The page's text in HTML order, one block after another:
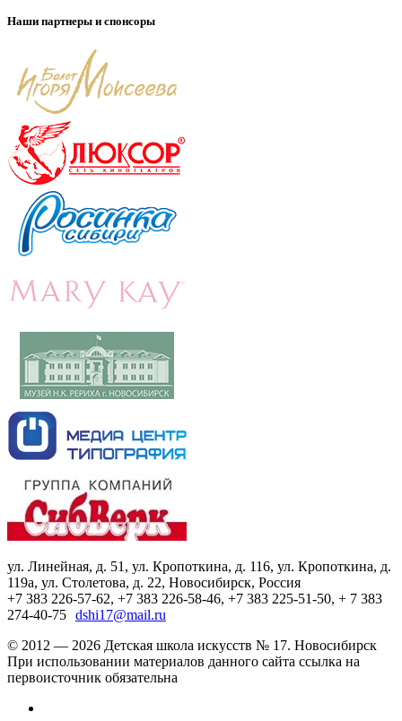
Наши партнеры и спонсоры
ул. Линейная, д. 51, ул. Кропоткина, д. 116, ул. Кропоткина, д.
119а, ул. Столетова, д. 22, Новосибирск, Россия
+7 383 226-57-62, +7 383 226-58-46, +7 383 225-51-50, + 7 383
274-40-75 dshi17@mail.ru
© 2012 — 2026 Детская школа искусств № 17. Новосибирск
При использовании материалов данного сайта ссылка на
первоисточник обязательна